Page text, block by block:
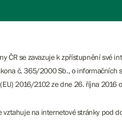
ČR se zavazuje k zpřístupnění své
č. 365/2000 Sb., o informačních
2016/2102 ze dne 26. října
vztahuje na internetové stránky pod